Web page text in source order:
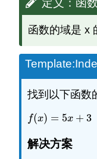
函数的域是 x
找到以下函数
f(x) = 5x + 3
f(x)= 5x +3
解决方案